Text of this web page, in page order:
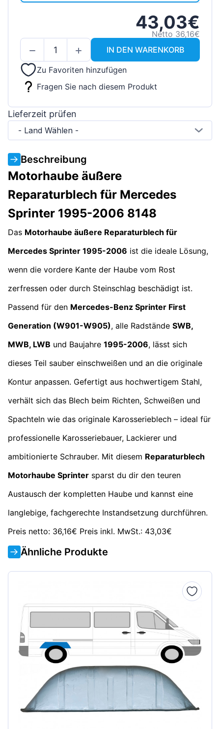
43,03€
Netto 36,16€
IN DEN WARENKORB
Zu Favoriten hinzufügen
Fragen Sie nach diesem Produkt
Lieferzeit prüfen
- Land Wählen -
Beschreibung
Motorhaube äußere
Reparaturblech für Mercedes
Sprinter 1995-2006 8148
Das Motorhaube äußere Reparaturblech für
Mercedes Sprinter 1995-2006 ist die ideale Lösung,
wenn die vordere Kante der Haube vom Rost
zerfressen oder durch Steinschlag beschädigt ist.
Passend für den Mercedes-Benz Sprinter First
Generation (W901-W905), alle Radstände SWB,
MWB, LWB und Baujahre 1995-2006, lässt sich
dieses Teil sauber einschweißen und an die originale
Kontur anpassen. Gefertigt aus hochwertigem Stahl,
verhält sich das Blech beim Richten, Schweißen und
Spachteln wie das originale Karosserieblech – ideal für
professionelle Karosseriebauer, Lackierer und
ambitionierte Schrauber. Mit diesem Reparaturblech
Motorhaube Sprinter sparst du dir den teuren
Austausch der kompletten Haube und kannst eine
langlebige, fachgerechte Instandsetzung durchführen.
Preis netto: 36,16€ Preis inkl. MwSt.: 43,03€
Ähnliche Produkte